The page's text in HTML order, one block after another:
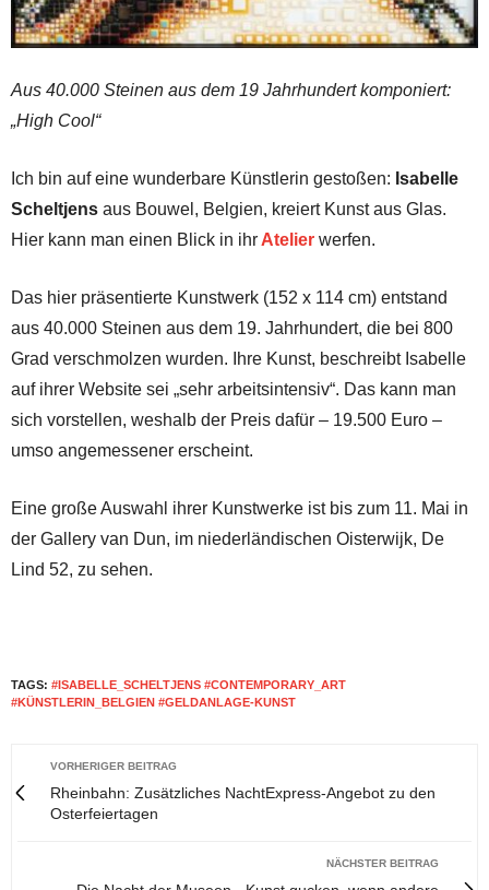
Aus 40.000 Steinen aus dem 19 Jahrhundert komponiert:
„High Cool“
Ich bin auf eine wunderbare Künstlerin gestoßen: Isabelle
Scheltjens aus Bouwel, Belgien, kreiert Kunst aus Glas.
Hier kann man einen Blick in ihrAtelier werfen.
Das hier präsentierte Kunstwerk (152 x 114 cm) entstand
aus 40.000 Steinen aus dem 19. Jahrhundert, die bei 800
Grad verschmolzen wurden. Ihre Kunst, beschreibt Isabelle
auf ihrer Website sei „sehr arbeitsintensiv“. Das kann man
sich vorstellen, weshalb der Preis dafür – 19.500 Euro –
umso angemessener erscheint.
Eine große Auswahl ihrer Kunstwerke ist bis zum 11. Mai in
der Gallery van Dun, im niederländischen Oisterwijk, De
Lind 52, zu sehen.
TAGS: #ISABELLE_SCHELTJENS #CONTEMPORARY_ART
#KÜNSTLERIN_BELGIEN #GELDANLAGE-KUNST
VORHERIGER BEITRAG
Rheinbahn: Zusätzliches NachtExpress-Angebot zu den
Osterfeiertagen
NÄCHSTER BEITRAG